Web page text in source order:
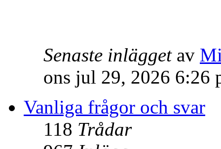
Senaste inläggetav
ons jul 29, 2026 6:26
Vanliga frågor och svar
118 Trådar